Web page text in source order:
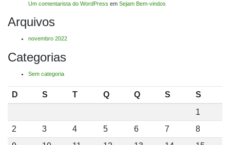
Um comentarista do WordPress em Sejam Bem-vindos
Arquivos
novembro 2022
Categorias
Sem categoria
D S T Q Q S
S
1
2
3 4 5 6 7
8